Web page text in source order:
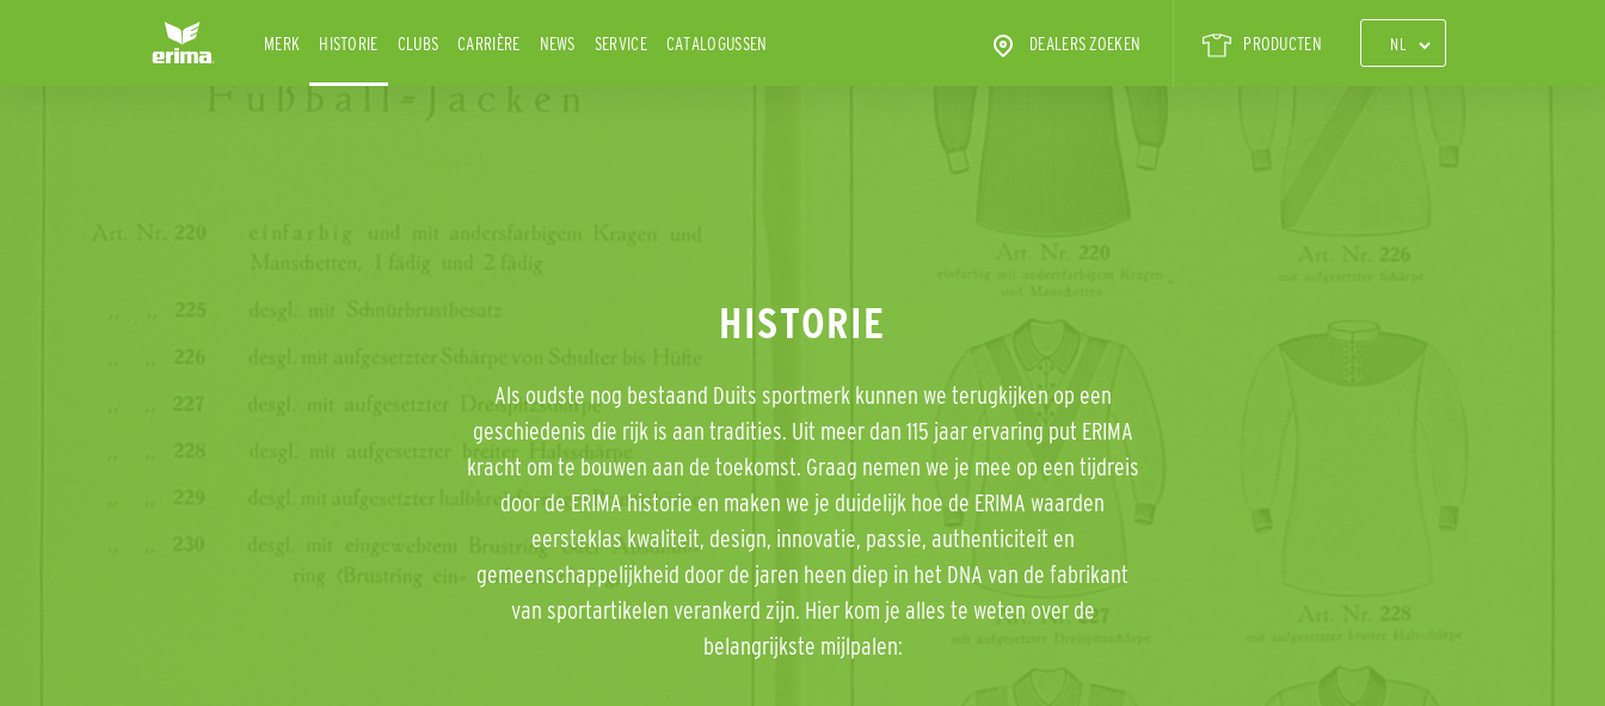
MERK HISTORIE CLUBS CARRIÈRE NEWS SERVICE CATALOGUSSEN DEALERS ZOEKEN PRODUCTEN
HISTORIE
Als oudste nog bestaand Duits sportmerk kunnen we terugkijken op een
geschiedenis die rijk is aan tradities. Uit meer dan 115 jaar ervaring put ERIMA
kracht om te bouwen aan de toekomst. Graag nemen we je mee op een tijdreis
door de ERIMA historie en maken we je duidelijk hoe de ERIMA waarden
eersteklas kwaliteit, design, innovatie, passie, authenticiteit en
gemeenschappelijkheid door de jaren heen diep in het DNA van de fabrikant
van sportartikelen verankerd zijn. Hier kom je alles te weten over de
belangrijkste mijlpalen: